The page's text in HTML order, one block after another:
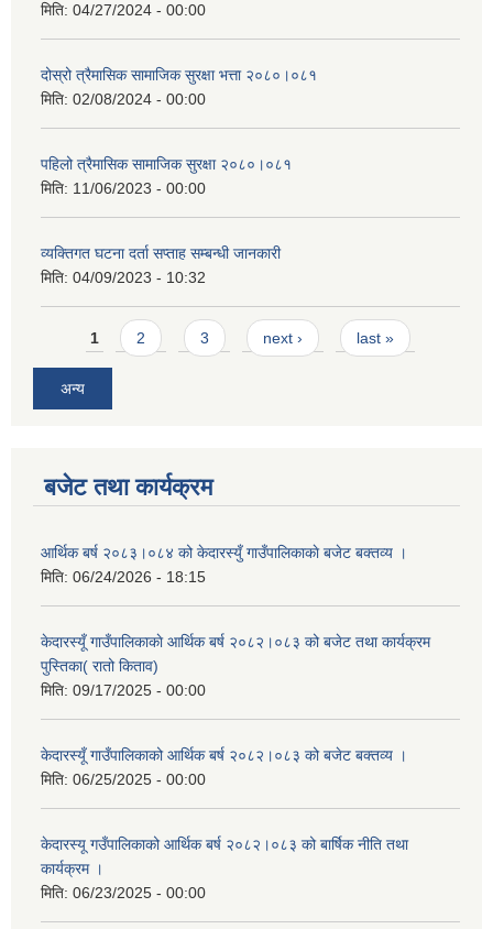
मिति: 04/27/2024 - 00:00
दोस्रो त्रैमासिक सामाजिक सुरक्षा भत्ता २०८०।०८१
मिति: 02/08/2024 - 00:00
पहिलो त्रैमासिक सामाजिक सुरक्षा २०८०।०८१
मिति: 11/06/2023 - 00:00
व्यक्तिगत घटना दर्ता सप्ताह सम्बन्धी जानकारी
मिति: 04/09/2023 - 10:32
Pages
1 2 3 next › last »
अन्य
बजेट तथा कार्यक्रम
आर्थिक बर्ष २०८३।०८४ को केदारस्युँ गाउँपालिकाकाे बजेट बक्तव्य ।
मिति: 06/24/2026 - 18:15
केदारस्यूँ गाउँपालिकाकाे आर्थिक बर्ष २०८२।०८३ को बजेट तथा कार्यक्रम
पुस्तिका( रातो किताव)
मिति: 09/17/2025 - 00:00
केदारस्यूँ गाउँपालिकाको आर्थिक बर्ष २०८२।०८३ को बजेट बक्तव्य ।
मिति: 06/25/2025 - 00:00
केदारस्यू गउँपालिकाको आर्थिक बर्ष २०८२।०८३ को बार्षिक नीति तथा
कार्यक्रम ।
मिति: 06/23/2025 - 00:00